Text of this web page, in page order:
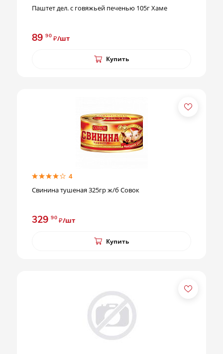
Паштет дел. с говяжьей печенью 105г Хаме
89 90 ₽/шт
Купить
4
Свинина тушеная 325гр ж/б Совок
329 90 ₽/шт
Купить